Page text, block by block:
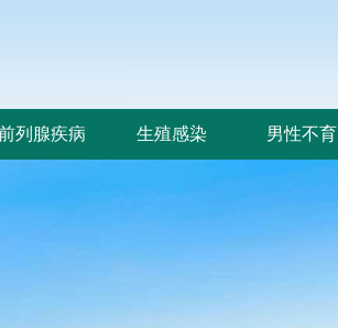
列腺疾病 生殖感染 男性不育